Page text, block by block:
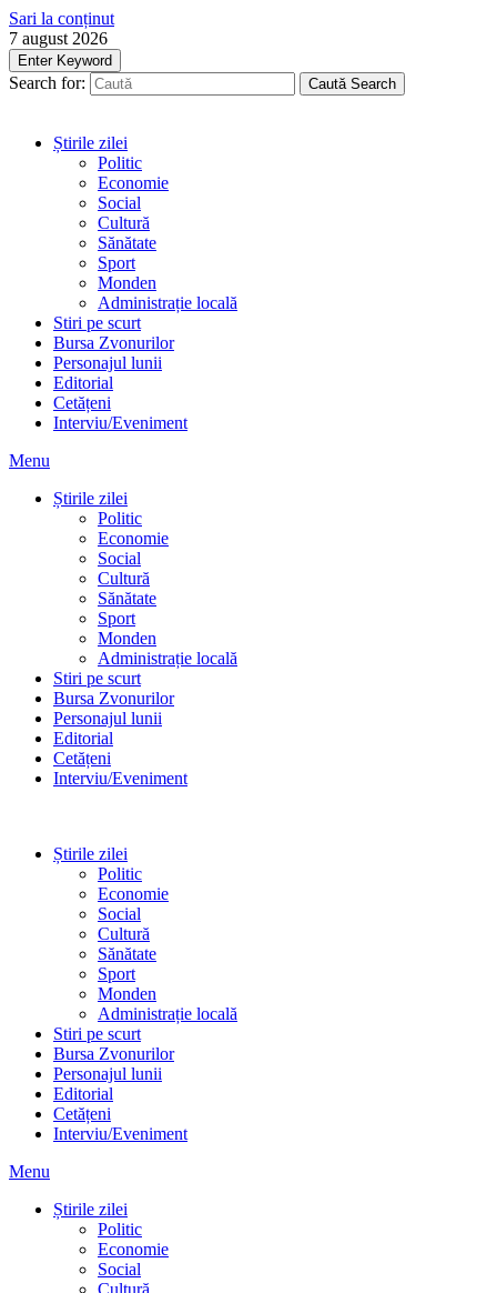
Sari la conținut
7 august 2026
Enter Keyword
Search for: Caută Search
Știrile zilei
Politic
Economie
Social
Cultură
Sănătate
Sport
Monden
Administrație locală
Stiri pe scurt
Bursa Zvonurilor
Personajul lunii
Editorial
Cetățeni
Interviu/Eveniment
Menu
Știrile zilei
Politic
Economie
Social
Cultură
Sănătate
Sport
Monden
Administrație locală
Stiri pe scurt
Bursa Zvonurilor
Personajul lunii
Editorial
Cetățeni
Interviu/Eveniment
Știrile zilei
Politic
Economie
Social
Cultură
Sănătate
Sport
Monden
Administrație locală
Stiri pe scurt
Bursa Zvonurilor
Personajul lunii
Editorial
Cetățeni
Interviu/Eveniment
Menu
Știrile zilei
Politic
Economie
Social
Cultură